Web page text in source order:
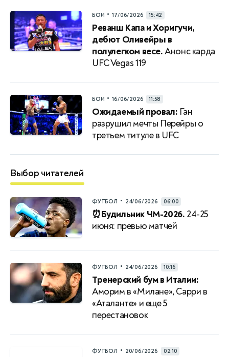
БОИ • 17/06/2026 15:42
Реванш Капа и Хоригучи,
дебют Оливейры в
полулегком весе.Анонс карда
UFC Vegas 119
БОИ • 16/06/2026 11:58
Ожидаемый провал: Ган
разрушил мечты Перейры о
третьем титуле в UFC
Выбор читателей
ФУТБОЛ • 24/06/2026 06:00
⏰Будильник ЧМ-2026. 24-25
июня: превью матчей
ФУТБОЛ • 24/06/2026 10:16
Тренерский бум в Италии:
Аморим в «Милане», Сарри в
«Аталанте» и еще 5
перестановок
ФУТБОЛ • 20/06/2026 02:10